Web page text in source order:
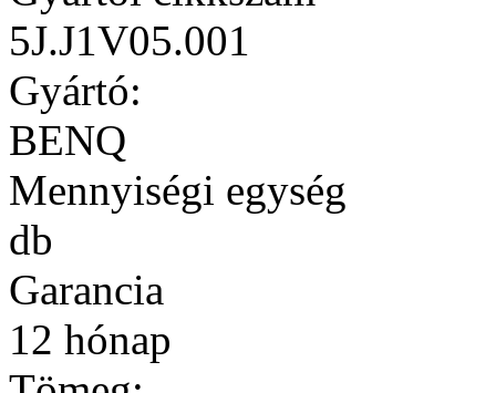
5J.J1V05.001
Gyártó:
BENQ
Mennyiségi egység
db
Garancia
12 hónap